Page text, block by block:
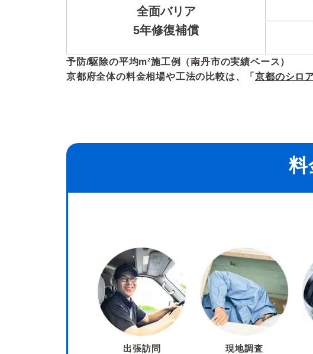
全面バリア
5年修復補償
予防/駆除の平均m²施工例（南丹市の実績ベース）
京都府全体の料金相場や工法の比較は、「京都のシロ
料
出張訪問 現地調査